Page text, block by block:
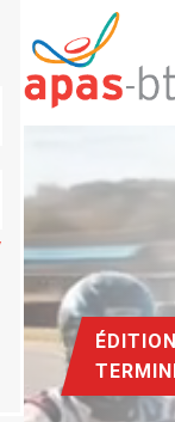
contenu
principal